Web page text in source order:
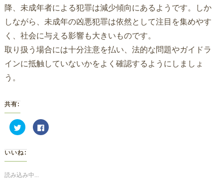
降、未成年者による犯罪は減少傾向にあるようです。しか
しながら、未成年の凶悪犯罪は依然として注目を集めやす
く、社会に与える影響も大きいものです。
取り扱う場合には十分注意を払い、法的な問題やガイドラ
インに抵触していないかをよく確認するようにしましょ
う。
共有:
ク
リ
し
て
Twitter
共
有
Facebook
で
いいね:
読み込み中...